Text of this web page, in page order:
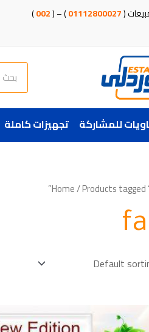
(
01112800027
) – (
002
)
Search
للمشاركة تجهيزات كاملة
Home/ Products tagged